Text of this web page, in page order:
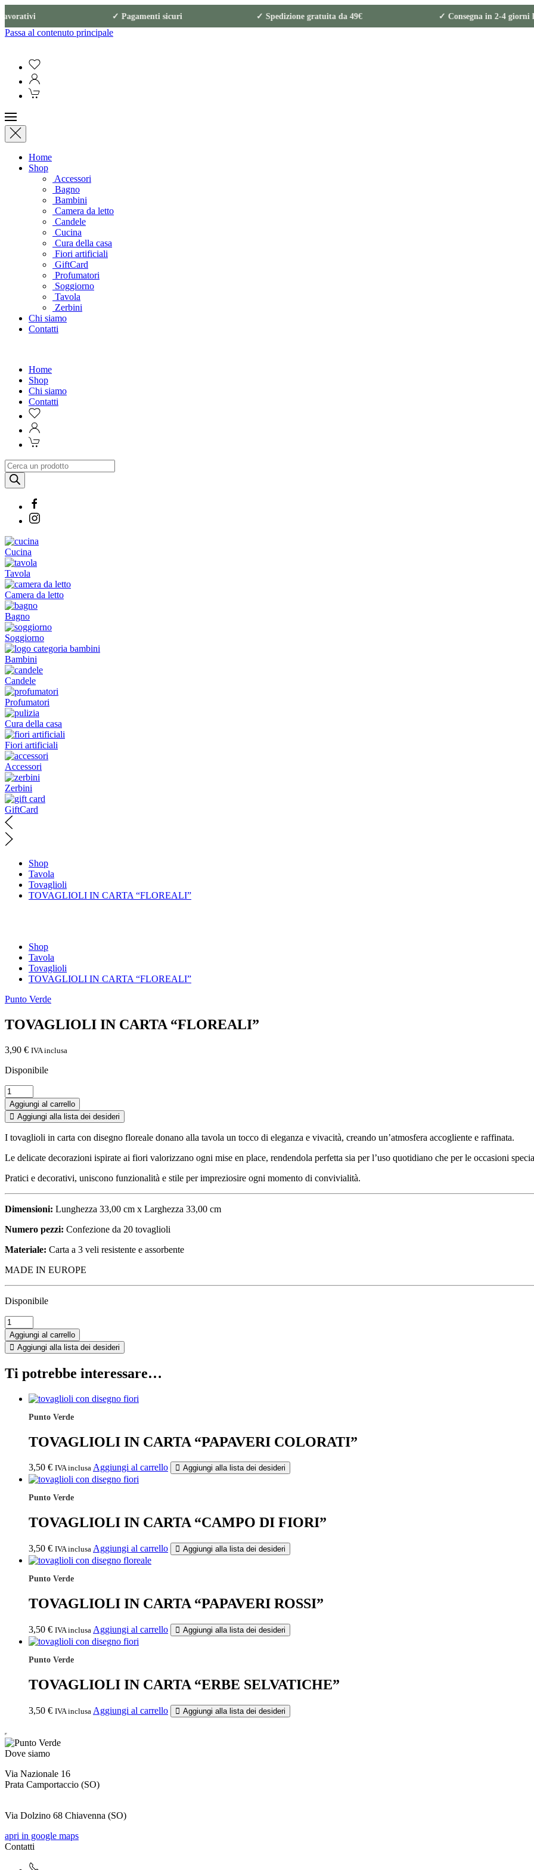
lavorativi ✓ Pagamenti sicuri ✓ Spedizione gratuita da 49€ ✓ Consegna in
Passa al contenuto principale
Home
Shop
Accessori
Bagno
Bambini
Camera da letto
Candele
Cucina
Cura della casa
Fiori artificiali
GiftCard
Profumatori
Soggiorno
Tavola
Zerbini
Chi siamo
Contatti
Home
Shop
Chi siamo
Contatti
Products
search
Cucina
Tavola
Camera da letto
Bagno
Soggiorno
Bambini
Candele
Profumatori
Cura della casa
Fiori artificiali
Accessori
Zerbini
GiftCard
Shop
Tavola
Tovaglioli
TOVAGLIOLI IN CARTA “FLOREALI”
Shop
Tavola
Tovaglioli
TOVAGLIOLI IN CARTA “FLOREALI”
Punto Verde
TOVAGLIOLI IN CARTA “FLOREALI”
3,90 € IVA inclusa
Disponibile
TOVAGLIOLI
IN
CARTA
"FLOREALI"
quantità
Aggiungi al carrello
Aggiungi alla lista dei desideri
I tovaglioli in carta con disegno floreale donano alla tavola un tocco di eleganza e vivacità, creando un’atmosfera accogliente e raffinata.
Le delicate decorazioni ispirate ai fiori valorizzano ogni mise en place, rendendola perfetta sia per l’uso quotidiano che per le occasioni
Pratici e decorativi, uniscono funzionalità e stile per impreziosire ogni momento di convivialità.
Dimensioni: Lunghezza 33,00 cm x Larghezza 33,00 cm
Numero pezzi: Confezione da 20 tovaglioli
Materiale: Carta a 3 veli resistente e assorbente
MADE IN EUROPE
Disponibile
TOVAGLIOLI
IN
CARTA
"FLOREALI"
Aggiungi al carrello
Aggiungi alla lista dei desideri
Ti potrebbe interessare…
Punto Verde
TOVAGLIOLI IN CARTA “PAPAVERI COLORATI”
3,50 € IVA inclusa Aggiungi al carrello Aggiungi alla lista dei desideri
Punto Verde
TOVAGLIOLI IN CARTA “CAMPO DI FIORI”
3,50 € IVA inclusa Aggiungi al carrello Aggiungi alla lista dei desideri
Punto Verde
TOVAGLIOLI IN CARTA “PAPAVERI ROSSI”
3,50 € IVA inclusa Aggiungi al carrello Aggiungi alla lista dei desideri
Punto Verde
TOVAGLIOLI IN CARTA “ERBE SELVATICHE”
3,50 € IVA inclusa Aggiungi al carrello Aggiungi alla lista dei desideri
Dove siamo
Via Nazionale 16
Prata Camportaccio (SO)
Via Dolzino 68 Chiavenna (SO)
apri in google maps
Contatti